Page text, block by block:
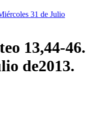
31 de Julio
13,44-46.
de2013.